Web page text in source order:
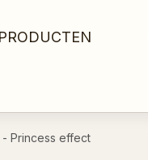
PRODUCTEN
Princess effect